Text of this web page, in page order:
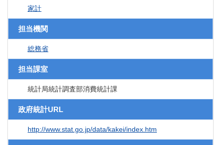
家計
担当機関
総務省
担当課室
統計局統計調査部消費統計課
政府統計URL
http://www.stat.go.jp/data/kakei/index.htm